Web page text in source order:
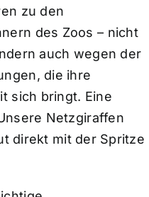
zu den
des Zoos – nicht
auch wegen der
die ihre
sich bringt. Eine
Netzgiraffen
direkt mit der Spritze